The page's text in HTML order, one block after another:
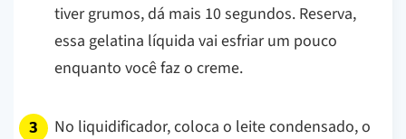
tiver grumos, dá mais 10 segundos. Reserva,
essa gelatina líquida vai esfriar um pouco
enquanto você faz o creme.
No liquidificador, coloca o leite condensado, o